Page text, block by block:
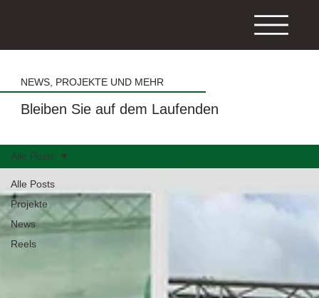
NEWS, PROJEKTE UND MEHR
Bleiben Sie auf dem Laufenden
Alle Posts
Projekte
News
Reels
Alle Posts